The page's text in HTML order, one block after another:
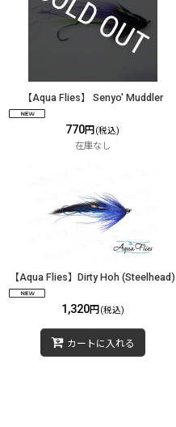
【Aqua Flies】 Senyo' Muddler
770円 (税込)
在庫なし
【Aqua Flies】Dirty Hoh (Steelhead)
1,320円 (税込)
カートに入れる